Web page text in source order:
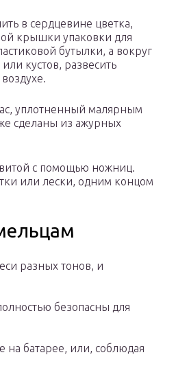
в сердцевине цветка,
крышки упаковки для
бутылки, а вокруг
кустов, развесить
уплотненный малярным
сделаны из ажурных
с помощью ножниц.
или лески, одним концом
разных тонов, и
безопасны для
на батарее, или, соблюдая